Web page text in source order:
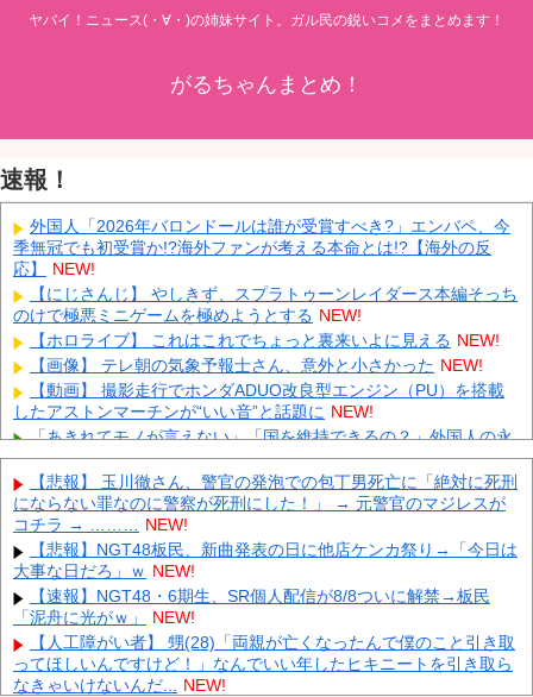
ヤバイ！ニュース(・∀・)の姉妹サイト。ガル民の鋭いコメをまとめます！
がるちゃんまとめ！
速報！
外国人「2026年バロンドールは誰が受賞すべき?」エンバペ、今
季無冠でも初受賞か!?海外ファンが考える本命とは!?【海外の反
応】
NEW!
【にじさんじ】 やしきず、スプラトゥーンレイダース本編そっち
のけで極悪ミニゲームを極めようとする NEW!
【ホロライブ】 これはこれでちょっと裏来いよに見える NEW!
【画像】 テレ朝の気象予報士さん、意外と小さかった NEW!
【動画】 撮影走行でホンダADUO改良型エンジン（PU）を搭載
したアストンマーチンが“いい音”と話題に NEW!
「あきれてモノが言えない」「国を維持できるの？」外国人の永
住許可要件の厳格化で在日中国人の本音は？ NEW!
【速報】 中露の武装軍艦4隻が日本一周『いつでも国家沈没させ
られるぞ』 NEW!
【為替相場】 ドル円は1ドル158円台半ば 介入警戒をしつつ円売
りが続行
NEW!
ヨーロッパが中国製メガソーラーを締め出しｗｗｗ
インドネシア「高速鉄道！」中国「大赤字！」インドネシア「運
営会社の株式購入！（負債対策」中国「はい（巨額負債」インドネ
シア「700km延伸計画！（実質中止」→ NEW!
【悲報】 玉川徹さん、警官の発泡での包丁男死亡に「絶対に死刑
にならない罪なのに警察が死刑にした！」 → 元警官のマジレスが
コチラ → ……… NEW!
【悲報】NGT48板民、新曲発表の日に他店ケンカ祭り→「今日は
大事な日だろ」ｗ NEW!
【速報】NGT48・6期生、SR個人配信が8/8ついに解禁→板民
「泥舟に光がｗ」
NEW!
【人工障がい者】 甥(28)「両親が亡くなったんで僕のこと引き取
ってほしいんですけど！」なんでいい年したヒキニートを引き取ら
なきゃいけないんだ... NEW!